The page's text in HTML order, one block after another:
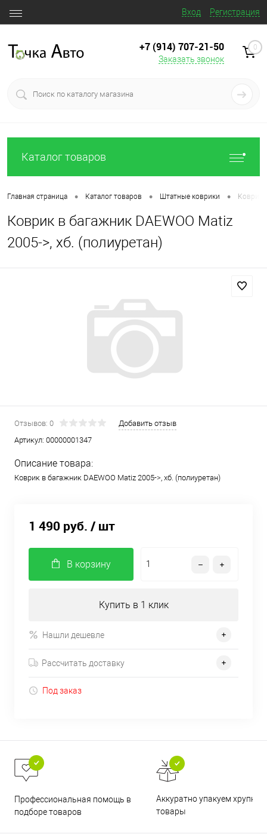
Вход Регистрация
+7 (914) 707‒21‒50
Заказать звонок
0
Каталог товаров
Главная страница • Каталог товаров • Штатные коврики • Коврик
Коврик в багажник DAEWOO Matiz
2005->, хб. (полиуретан)
Отзывов: 0
Добавить отзыв
Артикул: 00000001347
Описание товара:
Коврик в багажник DAEWOO Matiz 2005->, хб. (полиуретан)
1 490 руб. / шт
В корзину
Купить в 1 клик
Нашли дешевле
Рассчитать доставку
Под заказ
Профессиональная помощь в
подборе товаров
Аккуратно упакуем хрупкие
товары